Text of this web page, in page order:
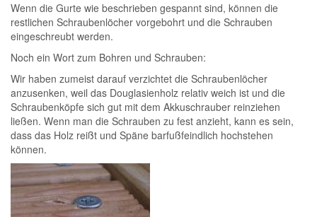
Wenn die Gurte wie beschrieben gespannt sind, können die
restlichen Schraubenlöcher vorgebohrt und die Schrauben
eingeschreubt werden.
Noch ein Wort zum Bohren und Schrauben:
Wir haben zumeist darauf verzichtet die Schraubenlöcher
anzusenken, weil das Douglasienholz relativ weich ist und die
Schraubenköpfe sich gut mit dem Akkuschrauber reinziehen
ließen. Wenn man die Schrauben zu fest anzieht, kann es sein,
dass das Holz reißt und Späne barfußfeindlich hochstehen
können.